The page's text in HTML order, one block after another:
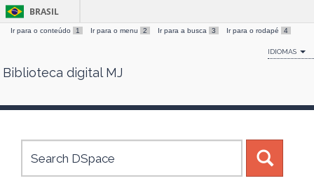
Skip
BRASIL
Ir para o conteúdo 1 Ir para o menu 2 Ir para a busca 3 Ir para o rodapé 4
IDIOMAS
Biblioteca digital MJ